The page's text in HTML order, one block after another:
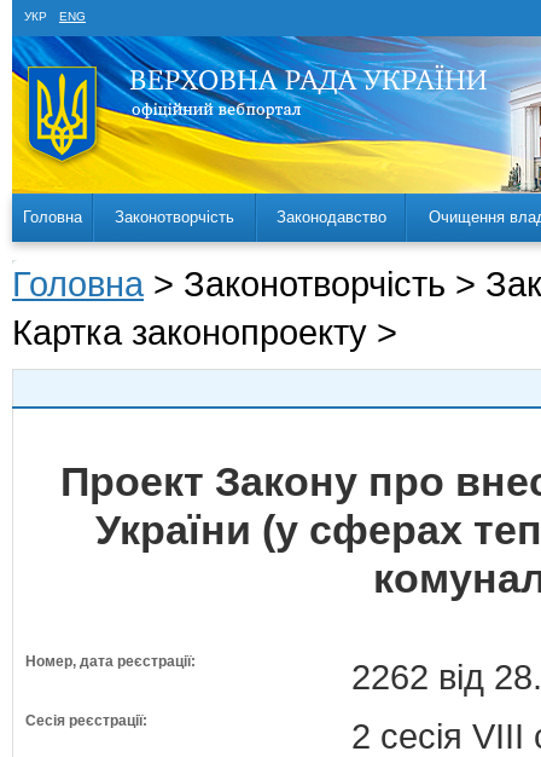
УКР ENG
Головна Законотворчість Законодавство Очищення
Головна > Законотворчість >
Картка законопроекту >
Проект Закону про
України (у сферах
Номер, дата реєстрації: 2262 від
Сесія реєстрації: 2 сесія VIII